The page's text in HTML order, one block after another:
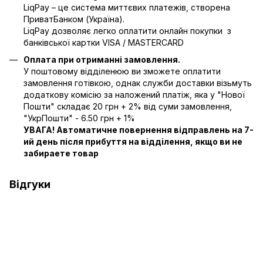
LiqPay – це система миттєвих платежів, створена
ПриватБанком (Україна).
LiqPay дозволяє легко оплатити онлайн покупки з
банківської картки VISA / MASTERCARD
Оплата при отриманні замовлення.
У поштовому відділенюю ви зможете оплатити
замовлення готівкою, однак служби доставки візьмуть
додаткову комісію за наложений платіж, яка у "Нової
Пошти" складає 20 грн + 2% від суми замовлення,
"УкрПошти" - 6.50 грн + 1%
УВАГА! Автоматичне повернення відправлень на 7-
ий день після прибуття на відділення, якщо ви не
забираете товар
Відгуки